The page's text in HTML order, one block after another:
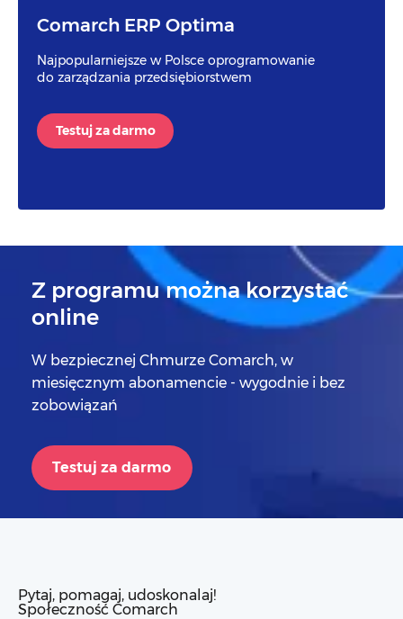
Comarch ERP Optima
Najpopularniejsze w Polsce oprogramowanie
do zarządzania przedsiębiorstwem
Testuj za darmo
Z programu można korzystać
online
W bezpiecznej Chmurze Comarch, w
miesięcznym abonamencie - wygodnie i bez
zobowiązań
Testuj za darmo
Pytaj, pomagaj, udoskonalaj!
Społeczność Comarch